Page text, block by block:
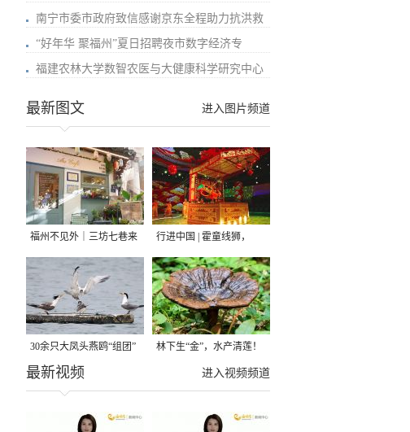
南宁市委市政府致信感谢京东全程助力抗洪救
“好年华 聚福州”夏日招聘夜市数字经济专
福建农林大学数智农医与大健康科学研究中心
进入图片频道
最新图文
福州不见外｜三坊七巷来
了咖啡“洋掌柜”
行进中国 | 霍童线狮，
“飞”起！
30余只大凤头燕鸥“组团”
做客 厦门集美滨海生态画
卷再添生机
林下生“金”，水产清莲！
福州连江夏日风物上新
进入视频频道
最新视频